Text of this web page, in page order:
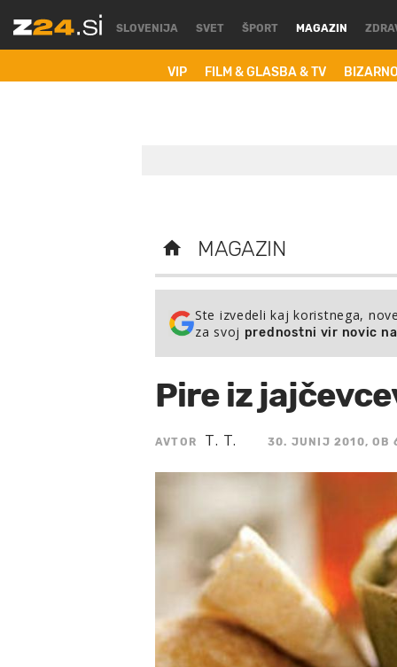
SLOVENIJA SVET ŠPORT MAGAZIN
VIP FILM & GLASBA & TV
MAGAZIN
Ste izvedeli kaj koristnega,
za svoj prednostni vir novic
Pire iz
AVTOR T. T. 30. JUNIJ 2010, OB